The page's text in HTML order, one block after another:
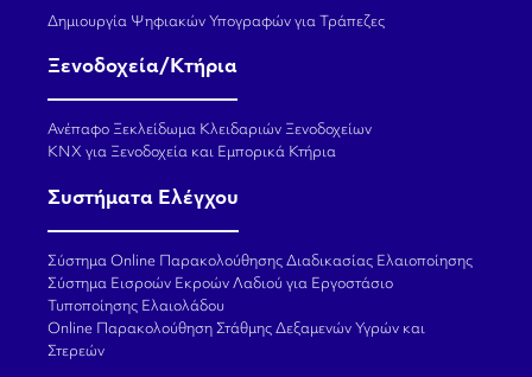
Δημιουργία Ψηφιακών Υπογραφών για Τράπεζες
Ξενοδοχεία/Κτήρια
Ανέπαφο Ξεκλείδωμα Κλειδαριών Ξενοδοχείων
KNX για Ξενοδοχεία και Εμπορικά Κτήρια
Συστήματα Ελέγχου
Σύστημα Online Παρακολούθησης Διαδικασίας Ελαιοποίησης
Σύστημα Εισροών Εκροών Λαδιού για Εργοστάσιο
Τυποποίησης Ελαιολάδου
Online Παρακολούθηση Στάθμης Δεξαμενών Υγρών και
Στερεών